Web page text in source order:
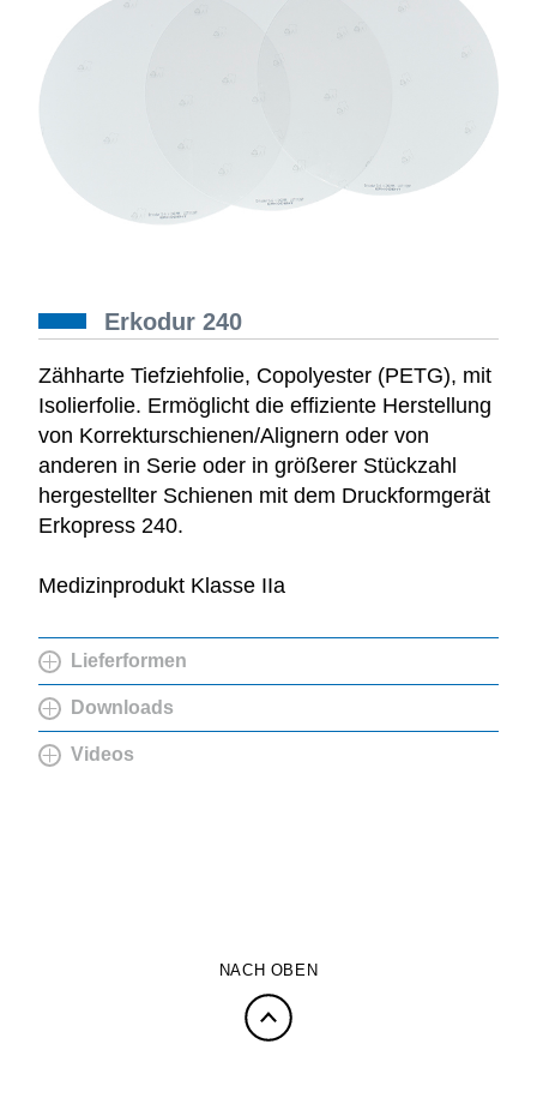
Erkodur 240
Zähharte Tiefziehfolie, Copolyester (PETG), mit
Isolierfolie. Ermöglicht die effiziente Herstellung
von Korrekturschienen/Alignern oder von
anderen in Serie oder in größerer Stückzahl
hergestellter Schienen mit dem Druckformgerät
Erkopress 240.
Medizinprodukt Klasse IIa
Lieferformen
Downloads
Videos
NACH OBEN